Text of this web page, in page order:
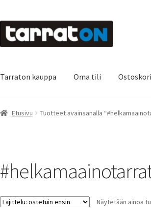
Siirry
navigointiin
Siirry
sisältöön
Tarraton kauppa Oma tili Ostoskori
Etusivu Kyltit Laserleikkaus & -kaiverrus
Tietoa meistä
Etusivu Tuotteet avainsanalla
Näytetään ainoa